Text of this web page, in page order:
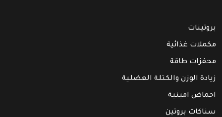
بروتينات
مكملات غذائية
محفزات طاقة
زيادة الوزن والكتلة العضلية
احماض امينية
سناكات بروتين